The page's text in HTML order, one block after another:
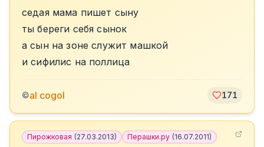
седая мама пишет сыну
ты береги себя сынок
а сын на зоне служит машкой
и сифилис на поллица
©al cogol 171
Пирожковая (27.03.2013) Перашки.ру (16.07.2011)